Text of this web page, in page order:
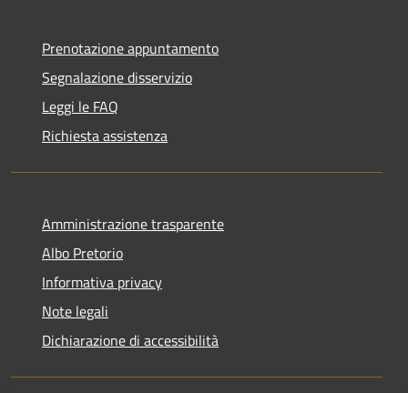
Prenotazione appuntamento
Segnalazione disservizio
Leggi le FAQ
Richiesta assistenza
Amministrazione trasparente
Albo Pretorio
Informativa privacy
Note legali
Dichiarazione di accessibilità